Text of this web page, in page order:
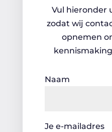
Vul hieronder
zodat wij
opnemen
Naam
Je e-mailadres